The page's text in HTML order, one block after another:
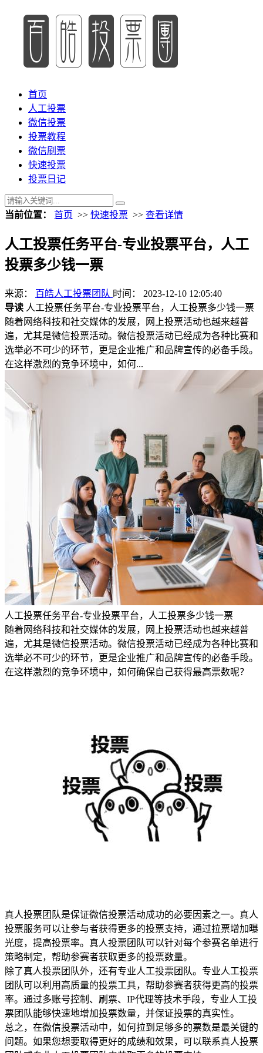
首页
人工投票
微信投票
投票教程
微信刷票
快速投票
投票日记
当前位置： 首页 >> 快速投票 >> 查看详情
人工投票任务平台-专业投票平台，人工
投票多少钱一票
来源： 百皓人工投票团队 时间： 2023-12-10 12:05:40
导读 人工投票任务平台-专业投票平台，人工投票多少钱一票
随着网络科技和社交媒体的发展，网上投票活动也越来越普
遍，尤其是微信投票活动。微信投票活动已经成为各种比赛和
选举必不可少的环节，更是企业推广和品牌宣传的必备手段。
在这样激烈的竞争环境中，如何...
人工投票任务平台-专业投票平台，人工投票多少钱一票
随着网络科技和社交媒体的发展，网上投票活动也越来越普
遍，尤其是微信投票活动。微信投票活动已经成为各种比赛和
选举必不可少的环节，更是企业推广和品牌宣传的必备手段。
在这样激烈的竞争环境中，如何确保自己获得最高票数呢？
真人投票团队是保证微信投票活动成功的必要因素之一。真人
投票服务可以让参与者获得更多的投票支持，通过拉票增加曝
光度，提高投票率。真人投票团队可以针对每个参赛名单进行
策略制定，帮助参赛者获取更多的投票数量。
除了真人投票团队外，还有专业人工投票团队。专业人工投票
团队可以利用高质量的投票工具，帮助参赛者获得更高的投票
率。通过多账号控制、刷票、IP代理等技术手段，专业人工投
票团队能够快速地增加投票数量，并保证投票的真实性。
总之，在微信投票活动中，如何拉到足够多的票数是最关键的
问题。如果您想要取得更好的成绩和效果，可以联系真人投票